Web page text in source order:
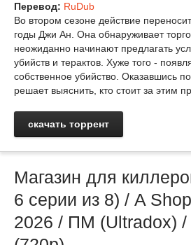
Перевод: RuDub
Во втором сезоне действие
годы Джи Ан. Она обнаруживает
неожиданно начинают предлагать
убийств и терактов. Хуже того -
собственное убийство. Оказавшись
решает выяснить, кто стоит за этим
скачать торрент
Магазин для
6 серии из 8) / A
2026 / ПМ (Ultradox) /